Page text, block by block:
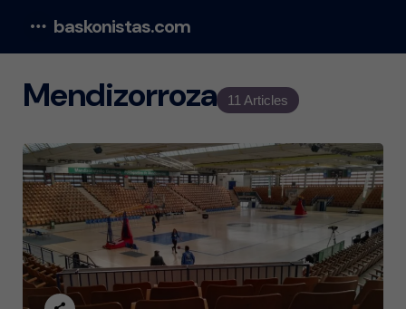
baskonistas.com
11 Articles
Mendizorroza